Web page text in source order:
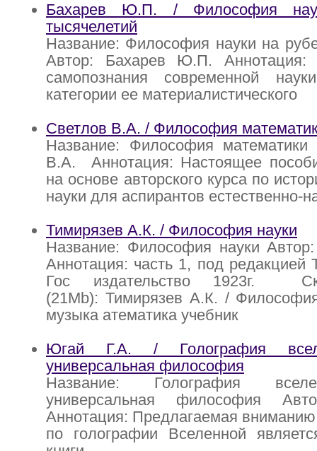
Бахарев Ю.П. / Философия
тысячелетий
Название: Философия науки на
Автор: Бахарев Ю.П. Аннотация:
самопознания современной
категории ее материалистического
Светлов В.А. / Философия
Название: Философия математики
В.А. Аннотация: Настоящее
на основе авторского курса по
науки для аспирантов естественно-
Тимирязев А.К. / Философия науки
Название: Философия науки
Аннотация: часть 1, под редакцией
Гос издательство 1923г.
(21Mb): Тимирязев А.К. /
музыка атематика учебник
Югай Г.А. / Голография
универсальная философия
Название: Голография
универсальная философия
Аннотация: Предлагаемая вниманию
по голографии Вселенной